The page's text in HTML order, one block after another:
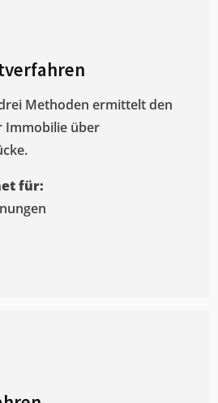
Methoden ermittelt den
Immobilie über
für: